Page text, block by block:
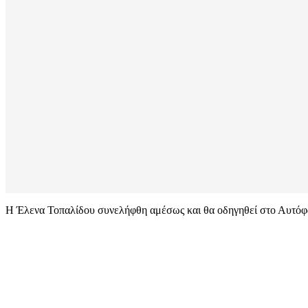
Η Έλενα Τοπαλίδου συνελήφθη αμέσως και θα οδηγηθεί στο